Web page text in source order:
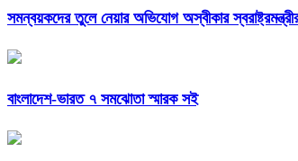
সমন্বয়কদের তুলে নেয়ার অভিযোগ অস্বীকার
বাংলাদেশ-ভারত ৭ সমঝোতা স্মারক সই